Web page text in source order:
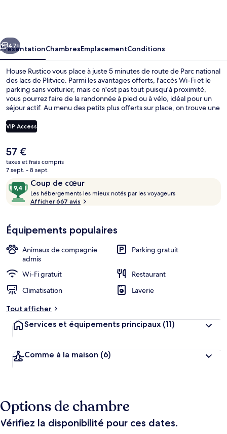
Suivant
47+
PrésentationChambresEmplacementConditions
House Rustico vous place à juste 5 minutes de route de Parc national
des lacs de Plitvice. Parmi les avantages offerts, l'accès Wi-Fi et le
parking sans voiturier, mais ce n'est pas tout puisqu'à proximité,
vous pourrez faire de la randonnée à pied ou à vélo, idéal pour un
séjour actif. Au menu des petits plus offerts sur place, on trouve une
que du bien en ce qui concerne le personnel attentionné.
VIP Access
Le
prix
actuel
de
57 €.
57 €
taxes et frais compris
7 sept. - 8 sept.
Avis
voyageurs
Coup de cœur
9,4
sur
10,
cœur
Les hébergements les mieux notés par les voyageurs
b
t
l
Afficher 667 avis
Équipements populaires
Animaux de compagnie
admis
Parking gratuit
Wi-Fi gratuit
Restaurant
Climatisation
Laverie
Tout afficher
Services et équipements principaux (11)
Comme à la maison (6)
Options de chambre
Vérifiez la disponibilité pour ces dates.